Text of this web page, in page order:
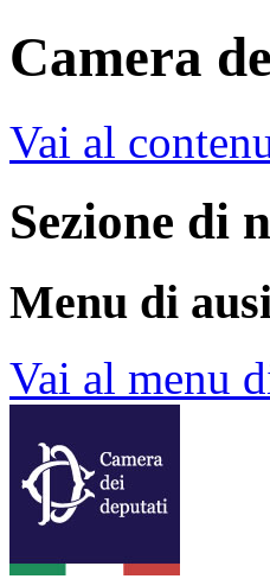
Camera
Vai al
Sezione di
Menu di
Vai al menu